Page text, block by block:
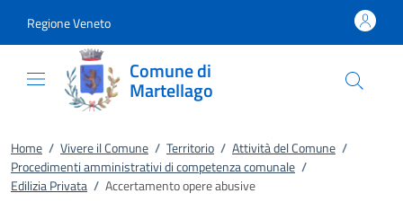
Regione Veneto
Comune di
Martellago
Home / Vivere il Comune / Territorio / Attività del Comune /
Procedimenti amministrativi di competenza comunale /
Edilizia Privata / Accertamento opere abusive